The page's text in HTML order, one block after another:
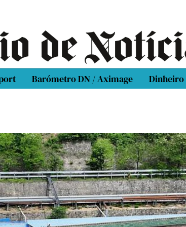
Barómetro DN / Aximage Dinheiro